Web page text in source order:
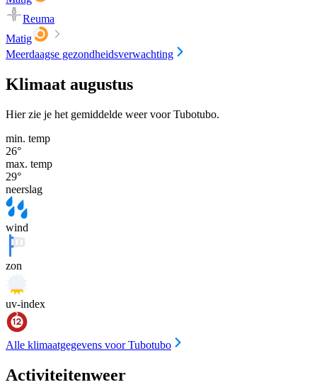
Reuma
Matig
Meerdaagse gezondheidsverwachting
Klimaat augustus
Hier zie je het gemiddelde weer voor Tubotubo.
min. temp
26°
max. temp
29°
neerslag
wind
zon
uv-index
Alle klimaatgegevens voor Tubotubo
Activiteitenweer